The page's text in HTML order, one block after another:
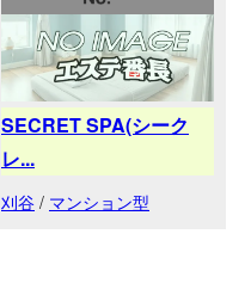
SECRET SPA(シーク
レ...
刈谷 / マンション型